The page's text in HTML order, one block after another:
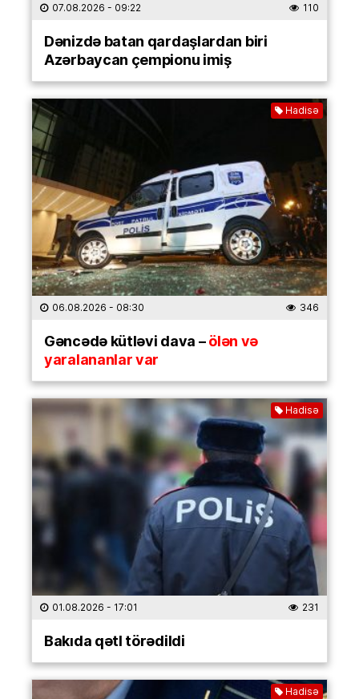
07.08.2026 - 09:22 110
Dənizdə batan qardaşlardan biri
Azərbaycan çempionu imiş
Hadisə
06.08.2026 - 08:30 346
Gəncədə kütləvi dava –ölən və
yaralananlar var
Hadisə
01.08.2026 - 17:01 231
Bakıda qətl törədildi
Hadisə